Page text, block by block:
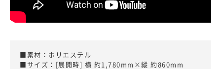
■素材：ポリエステル
■サイズ：[展開時] 横 約1,780mm×縦 約860mm